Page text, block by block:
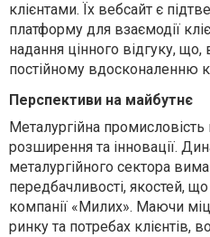
клієнтами. Їх вебсайт є
платформу для взаємодії
надання цінного відгуку,
постійному вдосконаленню
Перспективи на майбутнє
Металургійна
розширення та інновації.
металургійного сектора
передбачливості, якостей,
компанії «Милих». Маючи
ринку та потребах клієнтів,